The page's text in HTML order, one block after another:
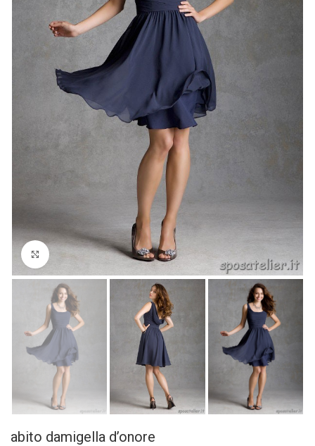
Click to enlarge
abito damigella d’onore